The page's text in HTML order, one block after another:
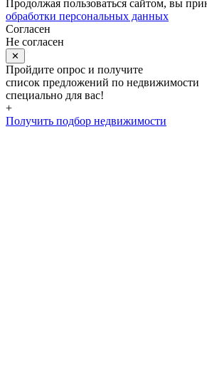
Продолжая пользоваться сайтом, вы
обработки персональных данных
Согласен
Не согласен
✕
Пройдите опрос и получите
список предложений по недвижимости
специально для вас!
+
Получить подбор недвижимости